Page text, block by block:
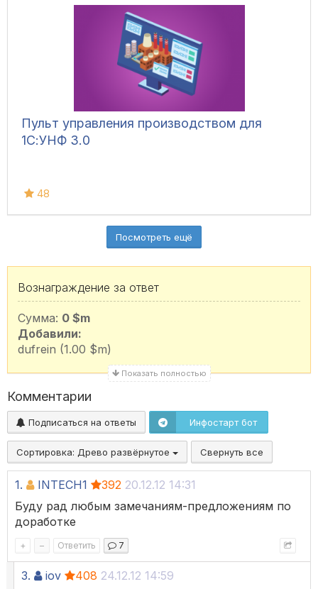
Пульт управления производством для
1С:УНФ 3.0
48
Посмотреть ещё
Вознаграждение за ответ
Сумма: 0 $m
Добавили:
dufrein (1.00 $m)
Показать полностью
Комментарии
Подписаться на ответы Инфостарт бот
Сортировка: Древо развёрнутое Свернуть все
1. INTECH1 392 20.12.12 14:31
Буду рад любым замечаниям-предложениям по
доработке
+ – Ответить 7
3. iov 408 24.12.12 14:59